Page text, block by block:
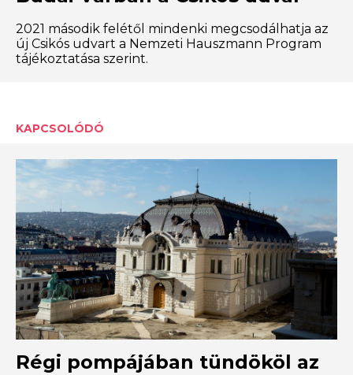
2021 második felétől mindenki megcsodálhatja az
új Csikós udvart a Nemzeti Hauszmann Program
tájékoztatása szerint.
KAPCSOLÓDÓ
Régi pompájában tündököl az